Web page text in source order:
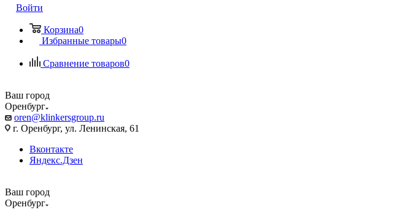
Войти
Корзина0
Избранные товары0
Сравнение товаров0
Ваш город
Оренбург
oren@klinkersgroup.ru
г. Оренбург, ул. Ленинская, 61
Вконтакте
Яндекс.Дзен
Ваш город
Оренбург